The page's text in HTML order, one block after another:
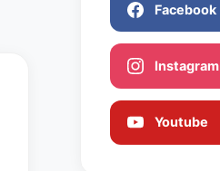
Facebook
Instagram
Youtube